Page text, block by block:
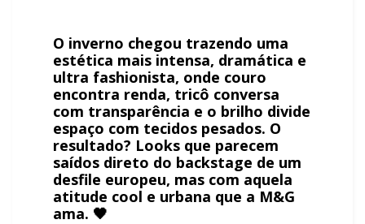
O inverno chegou trazendo uma
estética mais intensa, dramática e
ultra fashionista, onde couro
encontra renda, tricô conversa
com transparência e o brilho divide
espaço com tecidos pesados. O
resultado? Looks que parecem
saídos direto do backstage de um
desfile europeu, mas com aquela
atitude cool e urbana que a M&G
ama. 🖤